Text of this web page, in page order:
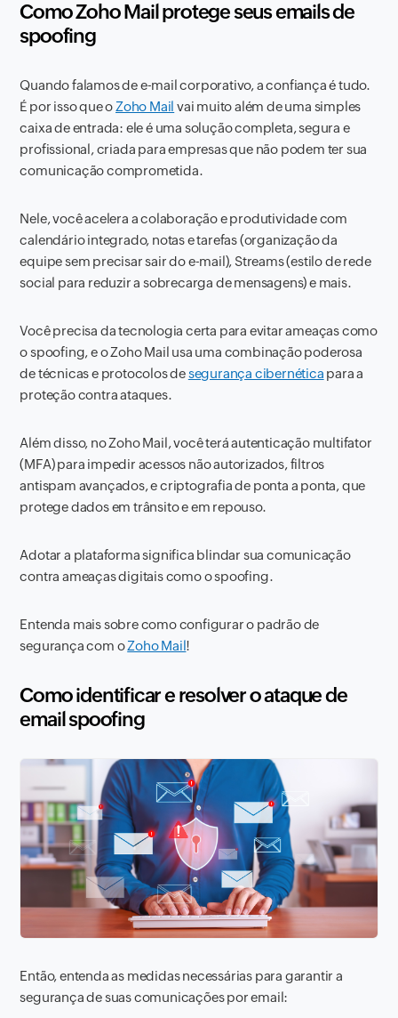
Como Zoho Mail protege seus emails de
spoofing
Quando falamos de e-mail corporativo, a confiança é tudo.
É por isso que o Zoho Mail vai muito além de uma simples
caixa de entrada: ele é uma solução completa, segura e
profissional, criada para empresas que não podem ter sua
comunicação comprometida.
Nele, você acelera a colaboração e produtividade com
calendário integrado, notas e tarefas (organização da
equipe sem precisar sair do e-mail), Streams (estilo de rede
social para reduzir a sobrecarga de mensagens) e mais.
Você precisa da tecnologia certa para evitar ameaças como
o spoofing, e o Zoho Mail usa uma combinação poderosa
de técnicas e protocolos desegurança cibernética para a
proteção contra ataques.
Além disso, no Zoho Mail, você terá autenticação multifator
(MFA) para impedir acessos não autorizados, filtros
antispam avançados, e criptografia de ponta a ponta, que
protege dados em trânsito e em repouso.
Adotar a plataforma significa blindar sua comunicação
contra ameaças digitais como o spoofing.
Entenda mais sobre como configurar o padrão de
segurança com oZoho Mail!
Como identificar e resolver o ataque de
email spoofing
Então, entenda as medidas necessárias para garantir a
segurança de suas comunicações por email: